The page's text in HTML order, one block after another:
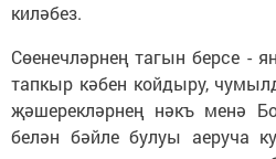
киләбез.
Сөенечләрнең тагын берсе -
тапкыр кәбен койдыру,
җәшерекләрнең нәкъ менә
белән бәйле булуы аеруча